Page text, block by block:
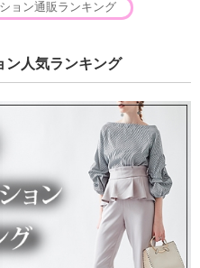
ョン通販ランキング
ン人気ランキング